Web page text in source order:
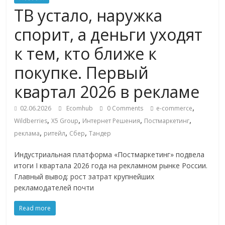
Commerce,
омниканальном
ритейле,
логистике,
технологиях,
соцсетях
Портал
об
онлайн-
торговле,
ТВ устало, наружка
спорит, а деньги уходят
к тем, кто ближе к
покупке. Первый
квартал 2026 в рекламе
02.06.2026 Ecomhub 0 Comments e-commerce,
Wildberries,X5 Group, Интернет Решения, Постмаркетинг,
реклама, ритейл, Сбер,Тандер
Индустриальная платформа «Постмаркетинг» подвела
итоги I квартала 2026 года на рекламном рынке России.
Главный вывод: рост затрат крупнейших
рекламодателей почти
Read more